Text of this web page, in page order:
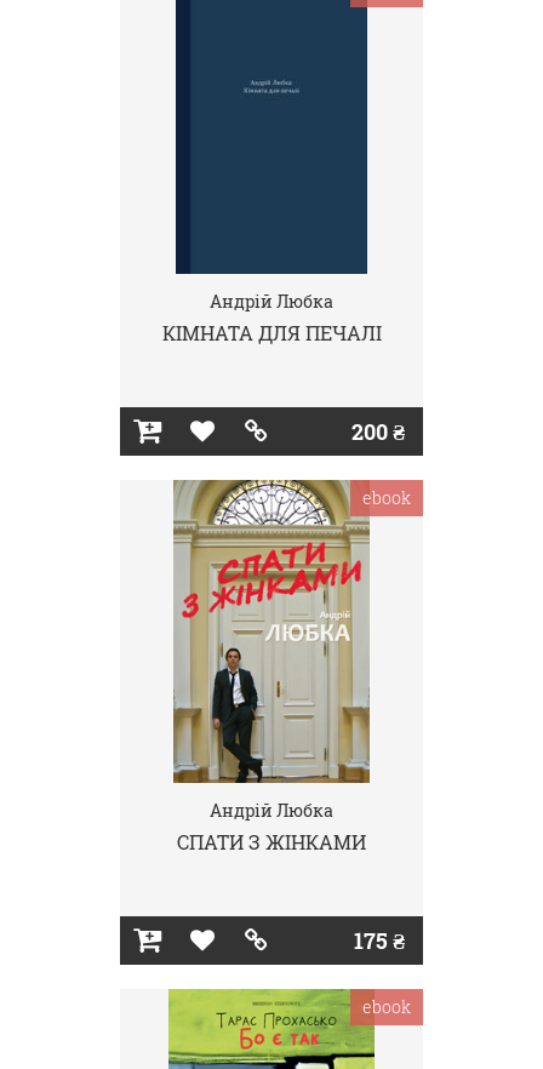
Андрій Любка
КІМНАТА ДЛЯ ПЕЧАЛІ
200 ₴
Андрій Любка
СПАТИ З ЖІНКАМИ
175 ₴
ebook
ebook